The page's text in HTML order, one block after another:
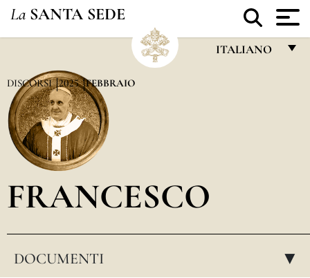
La SANTA SEDE
ITALIANO
POLSKI
DISCORSI 2025 FEBBRAIO
FRANCESCO
DOCUMENTI ▸